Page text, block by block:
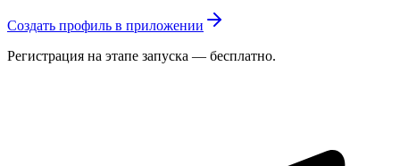
Создать профиль в приложении
Регистрация на этапе запуска — бесплатно.